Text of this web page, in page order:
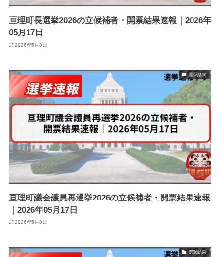
亘理町長選挙2026の立候補者・開票結果速報｜2026年
05月17日
2026年5月8日
選挙結果
亘理町議会議員再選挙2026の立候補者・開票結果速報
｜2026年05月17日
2026年5月8日
選挙結果